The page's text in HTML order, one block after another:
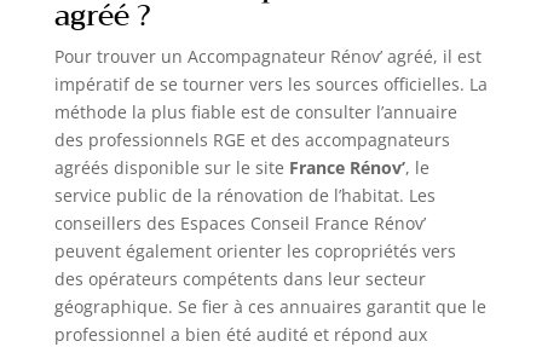
agréé ?
Pour trouver un Accompagnateur Rénov’ agréé, il est
impératif de se tourner vers les sources officielles. La
méthode la plus fiable est de consulter l’annuaire
des professionnels RGE et des accompagnateurs
agréés disponible sur le site France Rénov’, le
service public de la rénovation de l’habitat. Les
conseillers des Espaces Conseil France Rénov’
peuvent également orienter les copropriétés vers
des opérateurs compétents dans leur secteur
géographique. Se fier à ces annuaires garantit que le
professionnel a bien été audité et répond aux